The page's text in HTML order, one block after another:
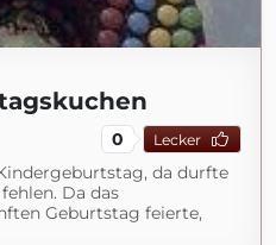
0 Lecker
da durfte
Da das
Geburtstag feierte,